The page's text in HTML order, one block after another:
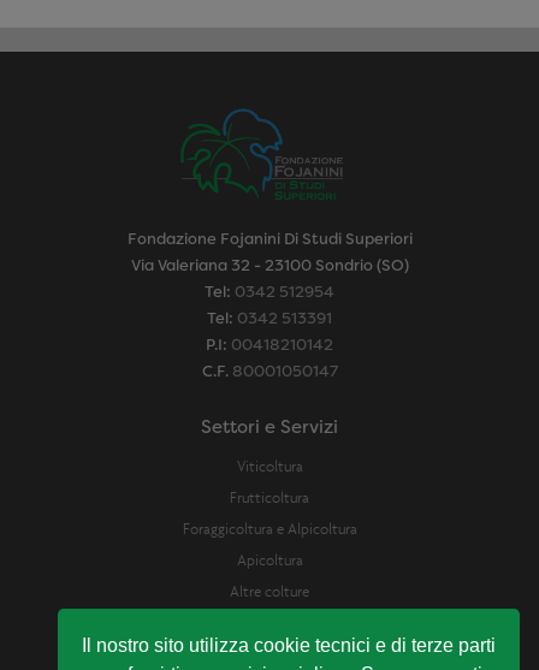
Il nostro sito utilizza cookie tecnici e di terze parti
Fondazione Fojanini Di Studi Superiori
Via Valeriana 32 - 23100 Sondrio (SO)
Tel: 0342 512954
Tel: 0342 513391
P.I: 00418210142
C.F. 80001050147
Settori e Servizi
Viticoltura
Frutticoltura
Foraggicoltura e Alpicoltura
Apicoltura
Altre colture
Laboratorio Analisi e assistenza enologica